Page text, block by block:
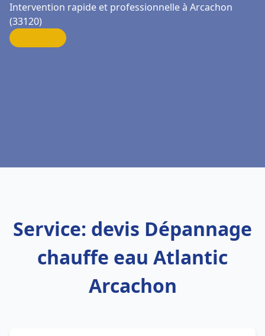
Intervention rapide et professionnelle à Arcachon
(33120)
Service: devis Dépannage
chauffe eau Atlantic
Arcachon